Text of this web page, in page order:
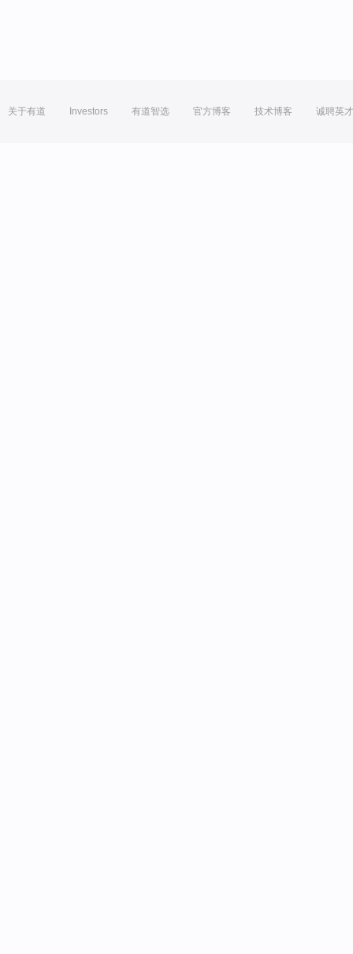
关于有道 Investors 有道智选 官方博客 技术博客 诚聘英才